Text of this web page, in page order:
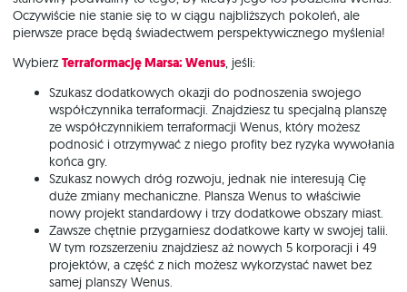
Oczywiście nie stanie się to w ciągu najbliższych pokoleń, ale
pierwsze prace będą świadectwem perspektywicznego myślenia!
Wybierz Terraformację Marsa: Wenus, jeśli:
Szukasz dodatkowych okazji do podnoszenia swojego
współczynnika terraformacji. Znajdziesz tu specjalną planszę
ze współczynnikiem terraformacji Wenus, który możesz
podnosić i otrzymywać z niego profity bez ryzyka wywołania
końca gry.
Szukasz nowych dróg rozwoju, jednak nie interesują Cię
duże zmiany mechaniczne. Plansza Wenus to właściwie
nowy projekt standardowy i trzy dodatkowe obszary miast.
Zawsze chętnie przygarniesz dodatkowe karty w swojej talii.
W tym rozszerzeniu znajdziesz aż nowych 5 korporacji i 49
projektów, a część z nich możesz wykorzystać nawet bez
samej planszy Wenus.